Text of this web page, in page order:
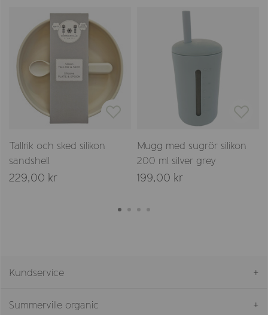
Tallrik och sked silikon
sandshell
229,00 kr
Mugg med sugrör silikon
200 ml silver grey
199,00 kr
Kundservice
Summerville organic